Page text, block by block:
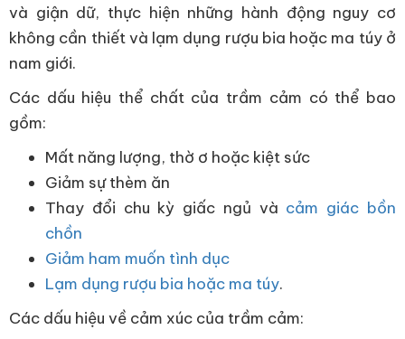
và giận dữ, thực hiện những hành động nguy cơ
không cần thiết và lạm dụng rượu bia hoặc ma túy ở
nam giới.
Các dấu hiệu thể chất của trầm cảm có thể bao
gồm:
Mất năng lượng, thờ ơ hoặc kiệt sức
Giảm sự thèm ăn
Thay đổi chu kỳ giấc ngủ và cảm giác bồn
chồn
Giảm ham muốn tình dục
Lạm dụng rượu bia hoặc ma túy.
Các dấu hiệu về cảm xúc của trầm cảm: